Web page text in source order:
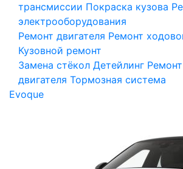
трансмиссии Покраска кузова
электрооборудования
Ремонт двигателя Ремонт
Кузовной ремонт
Замена стёкол Детейлинг
двигателя Тормозная система
Evoque